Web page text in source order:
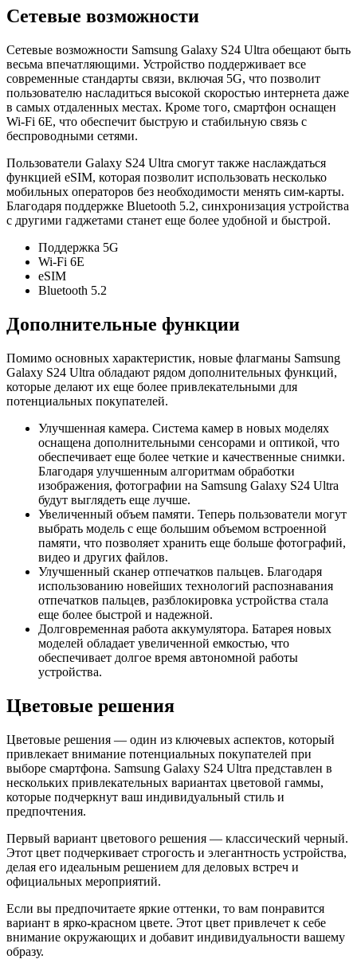
Сетевые возможности
Сетевые возможности Samsung Galaxy S24 Ultra обещают быть
весьма впечатляющими. Устройство поддерживает все
современные стандарты связи, включая 5G, что позволит
пользователю насладиться высокой скоростью интернета даже
в самых отдаленных местах. Кроме того, смартфон оснащен
Wi-Fi 6E, что обеспечит быструю и стабильную связь с
беспроводными сетями.
Пользователи Galaxy S24 Ultra смогут также наслаждаться
функцией eSIM, которая позволит использовать несколько
мобильных операторов без необходимости менять сим-карты.
Благодаря поддержке Bluetooth 5.2, синхронизация устройства
с другими гаджетами станет еще более удобной и быстрой.
Поддержка 5G
Wi-Fi 6E
eSIM
Bluetooth 5.2
Дополнительные функции
Помимо основных характеристик, новые флагманы Samsung
Galaxy S24 Ultra обладают рядом дополнительных функций,
которые делают их еще более привлекательными для
потенциальных покупателей.
Улучшенная камера. Система камер в новых моделях
оснащена дополнительными сенсорами и оптикой, что
обеспечивает еще более четкие и качественные снимки.
Благодаря улучшенным алгоритмам обработки
изображения, фотографии на Samsung Galaxy S24 Ultra
будут выглядеть еще лучше.
Увеличенный объем памяти. Теперь пользователи могут
выбрать модель с еще большим объемом встроенной
памяти, что позволяет хранить еще больше фотографий,
видео и других файлов.
Улучшенный сканер отпечатков пальцев. Благодаря
использованию новейших технологий распознавания
отпечатков пальцев, разблокировка устройства стала
еще более быстрой и надежной.
Долговременная работа аккумулятора. Батарея новых
моделей обладает увеличенной емкостью, что
обеспечивает долгое время автономной работы
устройства.
Цветовые решения
Цветовые решения — один из ключевых аспектов, который
привлекает внимание потенциальных покупателей при
выборе смартфона. Samsung Galaxy S24 Ultra представлен в
нескольких привлекательных вариантах цветовой гаммы,
которые подчеркнут ваш индивидуальный стиль и
предпочтения.
Первый вариант цветового решения — классический черный.
Этот цвет подчеркивает строгость и элегантность устройства,
делая его идеальным решением для деловых встреч и
официальных мероприятий.
Если вы предпочитаете яркие оттенки, то вам понравится
вариант в ярко-красном цвете. Этот цвет привлечет к себе
внимание окружающих и добавит индивидуальности вашему
образу.